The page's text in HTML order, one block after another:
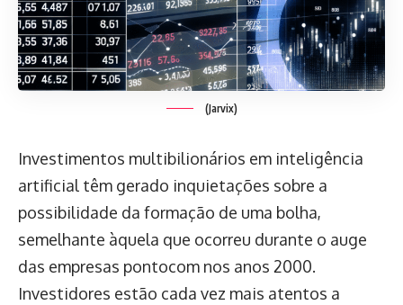
(Jarvix)
Investimentos multibilionários em inteligência
artificial têm gerado inquietações sobre a
possibilidade da formação de uma bolha,
semelhante àquela que ocorreu durante o auge
das empresas pontocom nos anos 2000.
Investidores estão cada vez mais atentos a